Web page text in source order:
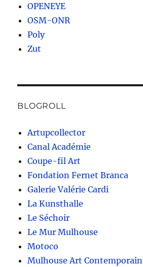
OPENEYE
OSM-ONR
Poly
Zut
BLOGROLL
Artupcollector
Canal Académie
Coupe-fil Art
Fondation Fernet Branca
Galerie Valérie Cardi
La Kunsthalle
Le Séchoir
Le Mur Mulhouse
Motoco
Mulhouse Art Contemporain